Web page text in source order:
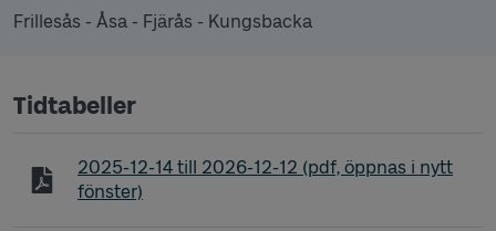
Frillesås - Åsa - Fjärås - Kungsbacka
Tidtabeller
Tidtabell linje 732 Frillesås - Åsa - Fjärås -
2025-12-14 till 2026-12-12 (pdf, öppnas i nytt
fönster)